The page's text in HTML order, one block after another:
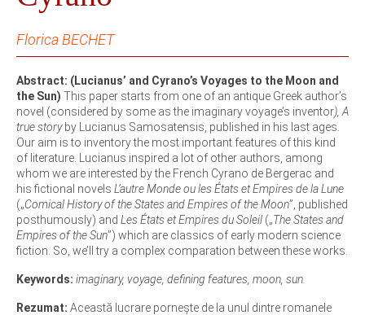
Florica BECHET
Abstract: (Lucianus’ and Cyrano’s Voyages to the Moon and
the Sun) This paper starts from one of an antique Greek author’s
novel (considered by some as the imaginary voyage’s inventor), A
true storyby Lucianus Samosatensis, published in his last ages.
Our aim is to inventory the most important features of this kind
of literature. Lucianus inspired a lot of other authors, among
whom we are interested by the French Cyrano de Bergerac and
his fictional novels L’autre Monde ou les États et Empires de la Lune
(„Comical History of the States and Empires of the Moon”, published
posthumously) and Les États et Empires du Soleil („The States and
Empires of the Sun”) which are classics of early modern science
fiction. So, we’ll try a complex comparation between these works.
Keywords: imaginary, voyage, defining features, moon, sun.
Rezumat: Această lucrare pornește de la unul dintre romanele